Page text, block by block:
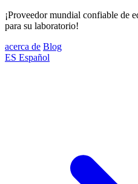
¡Proveedor mundial confiable de
para su laboratorio!
acerca de Blog
ES Español